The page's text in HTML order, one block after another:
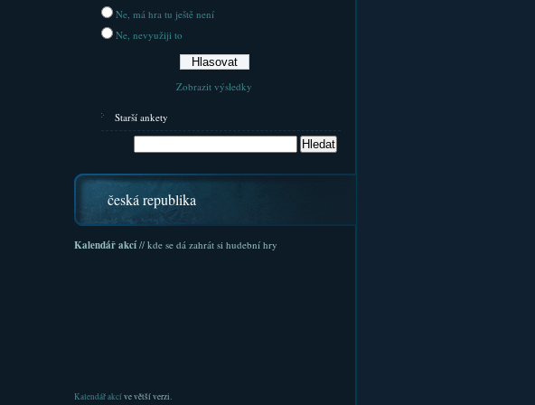
Ne, má hra tu ještě není
Ne, nevyužiji to
Zobrazit výsledky
Starší ankety
česká republika
Kalendář akcí// kde se dá zahrát si hudební hry
Kalendář akcíve větší verzi.